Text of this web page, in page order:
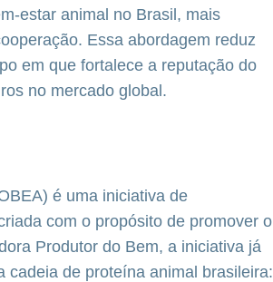
estar animal no Brasil, mais
Essa abordagem reduz
em que fortalece a reputação do
no mercado global.
é uma iniciativa de
com o propósito de promover o
Produtor do Bem, a iniciativa já
cadeia de proteína animal brasileira: